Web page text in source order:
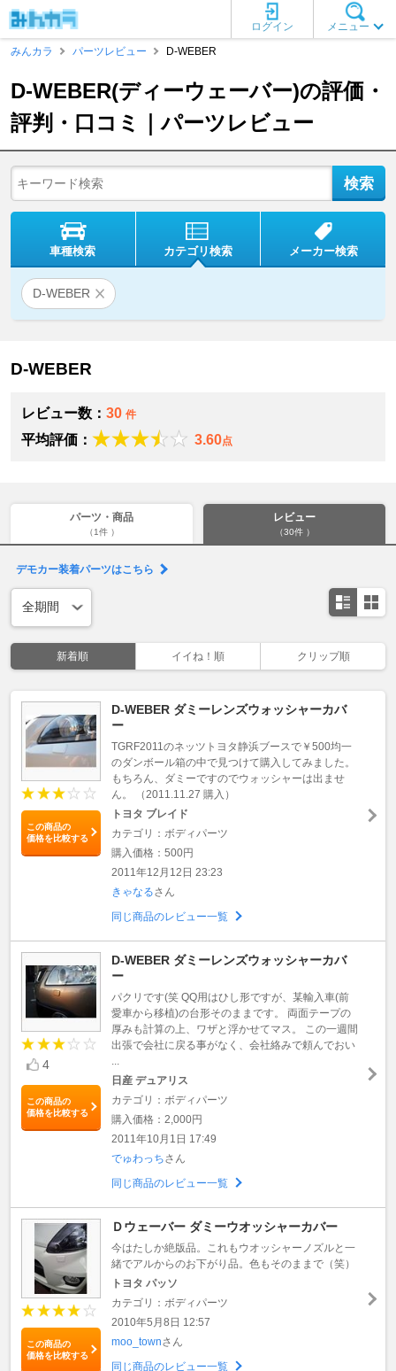
メニュー
ログイン
みんカラ
パーツレビュー D-WEBER
D-WEBER(ディーウェーバー)の評価・
評判・口コミ｜パーツレビュー
車種検索 カテゴリ検索 メーカー検索
D-WEBER
D-WEBER
レビュー数： 30 件
平均評価： 3.60点
パーツ・商品
（1件 ）
レビュー
（30件 ）
デモカー装着パーツはこちら
新着順 イイね！順 クリップ順
この商品の
価格を比較する
D-WEBER ダミーレンズウォッシャーカバ
ー
TGRF2011のネッツトヨタ静浜ブースで￥500均一
のダンボール箱の中で見つけて購入してみました。
もちろん、ダミーですのでウォッシャーは出ませ
ん。 （2011.11.27 購入）
トヨタ ブレイド
カテゴリ：ボディパーツ
購入価格：500円
2011年12月12日 23:23
きゃなるさん
同じ商品のレビュー一覧
4
この商品の
価格を比較する
D-WEBER ダミーレンズウォッシャーカバ
ー
パクリです(笑 QQ用はひし形ですが、某輸入車(前
愛車から移植)の台形そのままです。 両面テープの
厚みも計算の上、ワザと浮かせてマス。 この一週間
出張で会社に戻る事がなく、会社絡みで頼んでおい
日産 デュアリス
カテゴリ：ボディパーツ
購入価格：2,000円
2011年10月1日 17:49
でゅわっちさん
同じ商品のレビュー一覧
この商品の
価格を比較する
Ｄウェーバー ダミーウオッシャーカバー
今はたしか絶版品。これもウオッシャーノズルと一
緒でアルからのお下がり品。色もそのままで（笑）
トヨタ パッソ
カテゴリ：ボディパーツ
2010年5月8日 12:57
moo_townさん
同じ商品のレビュー一覧